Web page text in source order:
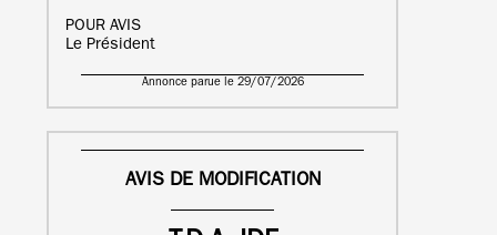
POUR AVIS
Le Président
Annonce parue le 29/07/2026
AVIS DE MODIFICATION